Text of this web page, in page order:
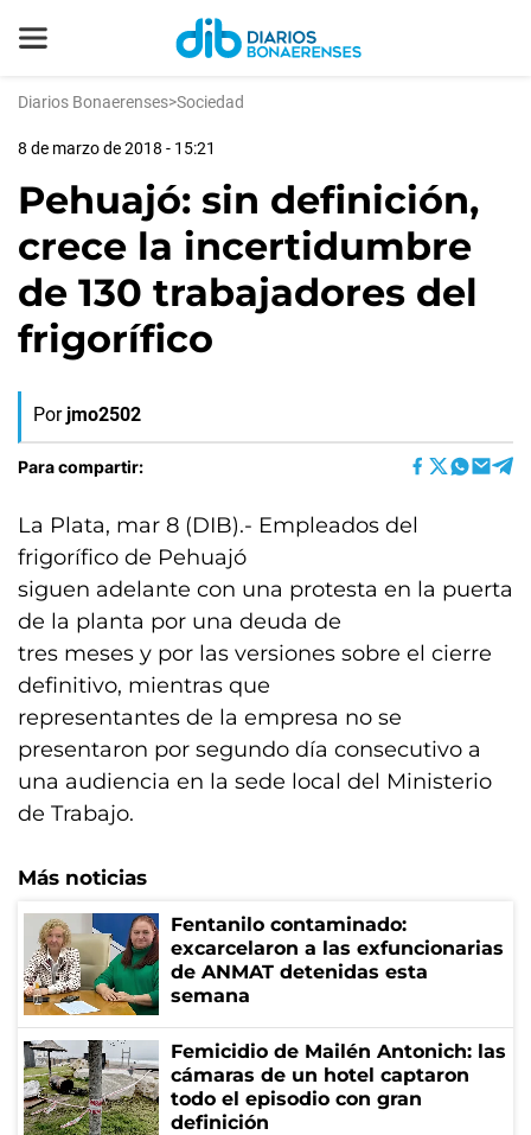
Diarios Bonaerenses>Sociedad
8 de marzo de 2018 - 15:21
Pehuajó: sin definición,
crece la incertidumbre
de 130 trabajadores del
frigorífico
Por jmo2502
Para compartir:
La Plata, mar 8 (DIB).- Empleados del
frigorífico de Pehuajó
siguen adelante con una protesta en la puerta
de la planta por una deuda de
tres meses y por las versiones sobre el cierre
definitivo, mientras que
representantes de la empresa no se
presentaron por segundo día consecutivo a
una audiencia en la sede local del Ministerio
de Trabajo.
Más noticias
Fentanilo contaminado:
excarcelaron a las exfuncionarias
de ANMAT detenidas esta
semana
Femicidio de Mailén Antonich: las
cámaras de un hotel captaron
todo el episodio con gran
definición